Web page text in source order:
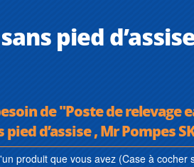
pied
de "Poste de relevage
d’assise , Mr Pompes
produit que vous avez (Case à cocher